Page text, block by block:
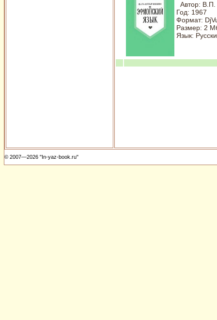
Автор:
Год: 1967
Формат:
Размер: 2
Язык:
© 2007—2026 "In-yaz-book.ru"